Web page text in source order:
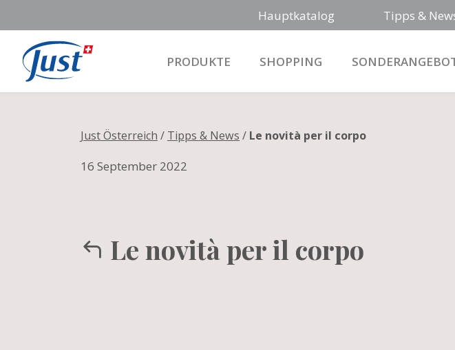
Hauptkatalog Tipps &
Main NavigationPRODUKTE SHOPPING
Just Österreich / Tipps & News / Le novità per il corpo
16 September 2022
Le novità per il corpo